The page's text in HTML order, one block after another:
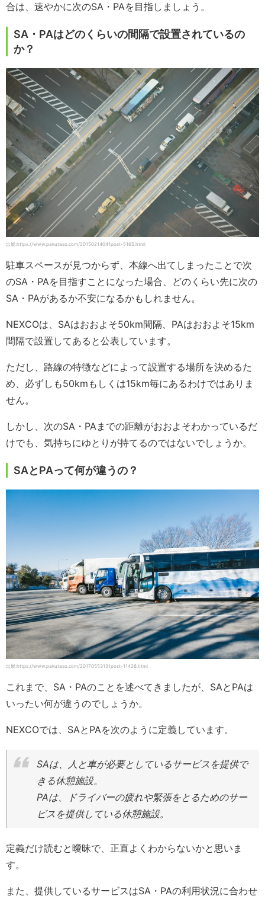
合は、速やかに次のSA・PAを目指しましょう。
SA・PAはどのくらいの間隔で設置されているの
か？
出展:https://www.pakutaso.com/20150214041post-5165.html
駐車スペースが見つからず、本線へ出てしまったことで次
のSA・PAを目指すことになった場合、どのくらい先に次の
SA・PAがあるか不安になるかもしれません。
NEXCOは、SAはおおよそ50km間隔、PAはおおよそ15km
間隔で設置してあると公表しています。
ただし、路線の特徴などによって設置する場所を決めるた
め、必ずしも50kmもしくは15km毎にあるわけではありま
せん。
しかし、次のSA・PAまでの距離がおおよそわかっているだ
けでも、気持ちにゆとりが持てるのではないでしょうか。
SAとPAって何が違うの？
出展:https://www.pakutaso.com/20170553131post-11426.html
これまで、SA・PAのことを述べてきましたが、SAとPAは
いったい何が違うのでしょうか。
NEXCOでは、SAとPAを次のように定義しています。
SAは、人と車が必要としているサービスを提供で
きる休憩施設。
PAは、ドライバーの疲れや緊張をとるためのサー
ビスを提供している休憩施設。
定義だけ読むと曖昧で、正直よくわからないかと思いま
す。
また、提供しているサービスはSA・PAの利用状況に合わせ